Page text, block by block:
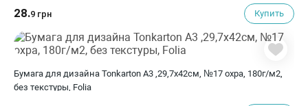
28.9 грн Купить
Бумага для дизайна Tonkarton А3 ,29,7х42см, №17 охра, 180г/м2,
без текстуры, Folia